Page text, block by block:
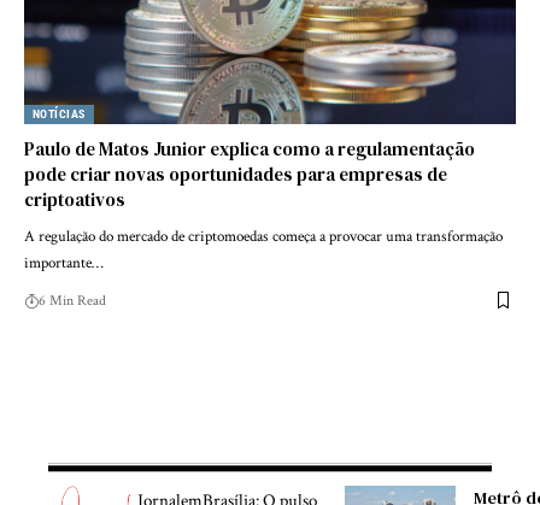
NOTÍCIAS
Paulo de Matos Junior explica como a regulamentação
pode criar novas oportunidades para empresas de
criptoativos
A regulação do mercado de criptomoedas começa a provocar uma transformação
importante…
6 Min Read
JornalemBrasília: O pulso
Metrô